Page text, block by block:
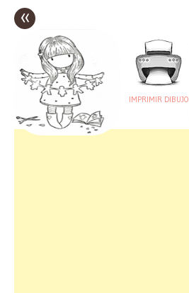
«
IMPRIMIR DIBUJO